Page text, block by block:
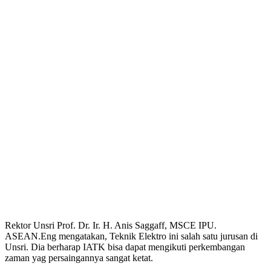
Rektor Unsri Prof. Dr. Ir. H. Anis Saggaff, MSCE IPU.
ASEAN.Eng mengatakan, Teknik Elektro ini salah satu jurusan di
Unsri. Dia berharap IATK bisa dapat mengikuti perkembangan
zaman yag persaingannya sangat ketat.